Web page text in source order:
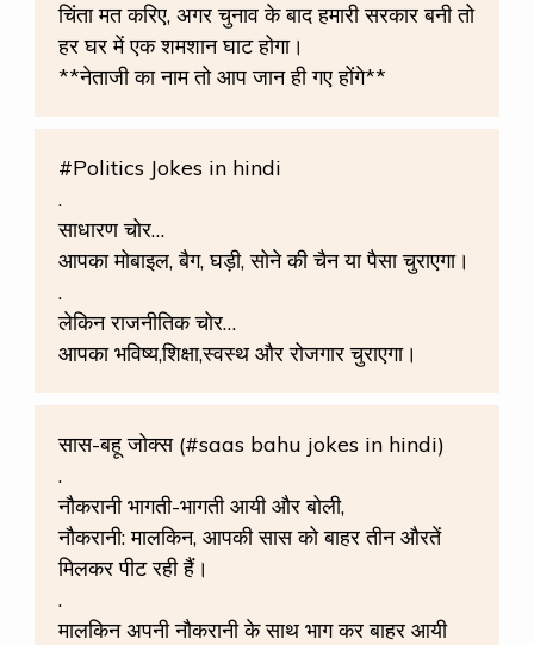
चिंता मत करिए, अगर चुनाव के बाद हमारी सरकार बनी तो
हर घर में एक शमशान घाट होगा।
**नेताजी का नाम तो आप जान ही गए होंगे**
#Politics Jokes in hindi
.
साधारण चोर…
आपका मोबाइल, बैग, घड़ी, सोने की चैन या पैसा चुराएगा।
.
लेकिन राजनीतिक चोर…
आपका भविष्य,शिक्षा,स्वस्थ और रोजगार चुराएगा।
सास-बहू जोक्स (#saas bahu jokes in hindi)
.
नौकरानी भागती-भागती आयी और बोली,
नौकरानी: मालकिन, आपकी सास को बाहर तीन औरतें
मिलकर पीट रही हैं।
.
मालकिन अपनी नौकरानी के साथ भाग कर बाहर आयी